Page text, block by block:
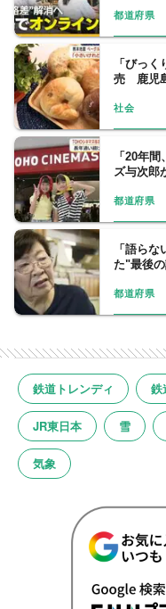
都道府県
「びっ
売 鹿児
社会
「20年
ズ与次
都道府県
「語ら
た"最後
都道府県
鉄道トレンディ 鉄
JR東日本 雪
気象